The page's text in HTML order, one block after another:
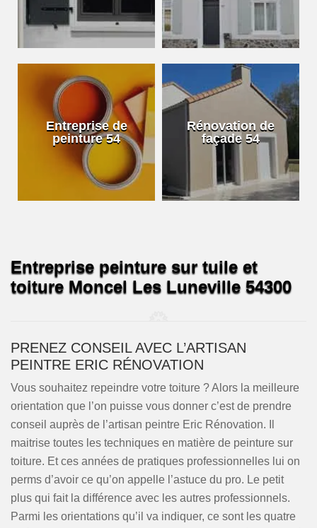
Entreprise de
peinture 54
Rénovation de
façade 54
Entreprise peinture sur tuile et
toiture Moncel Les Luneville 54300
PRENEZ CONSEIL AVEC L’ARTISAN
PEINTRE ERIC RÉNOVATION
Vous souhaitez repeindre votre toiture ? Alors la meilleure
orientation que l’on puisse vous donner c’est de prendre
conseil auprès de l’artisan peintre Eric Rénovation. Il
maitrise toutes les techniques en matière de peinture sur
toiture. Et ces années de pratiques professionnelles lui on
perms d’avoir ce qu’on appelle l’astuce du pro. Le petit
plus qui fait la différence avec les autres professionnels.
Parmi les orientations qu’il va indiquer, ce sont les quatre